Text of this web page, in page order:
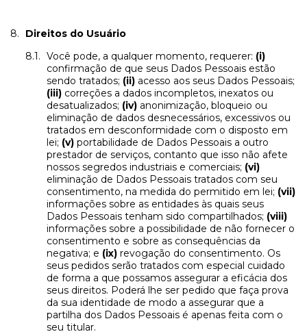
Direitos do Usuário
Você pode, a qualquer momento, requerer: (i)
confirmação de que seus Dados Pessoais estão
sendo tratados; (ii) acesso aos seus Dados Pessoais;
(iii) correções a dados incompletos, inexatos ou
desatualizados; (iv) anonimização, bloqueio ou
eliminação de dados desnecessários, excessivos ou
tratados em desconformidade com o disposto em
lei; (v) portabilidade de Dados Pessoais a outro
prestador de serviços, contanto que isso não afete
nossos segredos industriais e comerciais; (vi)
eliminação de Dados Pessoais tratados com seu
consentimento, na medida do permitido em lei; (vii)
informações sobre as entidades às quais seus
Dados Pessoais tenham sido compartilhados; (viii)
informações sobre a possibilidade de não fornecer o
consentimento e sobre as consequências da
negativa; e (ix) revogação do consentimento. Os
seus pedidos serão tratados com especial cuidado
de forma a que possamos assegurar a eficácia dos
seus direitos. Poderá lhe ser pedido que faça prova
da sua identidade de modo a assegurar que a
partilha dos Dados Pessoais é apenas feita com o
seu titular.